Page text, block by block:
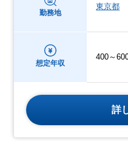
勤務地
東京都
想定年収
400～
詳